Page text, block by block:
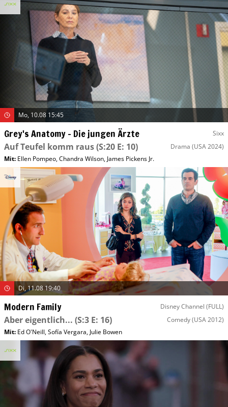
Mo, 10.08 15:45
Grey's Anatomy – Die jungen Ärzte Sixx
Auf Teufel komm raus(S:20 E: 10) Drama (USA 2024)
Mit: Ellen Pompeo,Chandra Wilson, James Pickens Jr.
Di, 11.08 19:40
Modern Family Disney Channel (FULL)
Aber eigentlich... (S:3 E: 16) Comedy(USA 2012)
Mit: Ed O'Neill,Sofía Vergara, Julie Bowen